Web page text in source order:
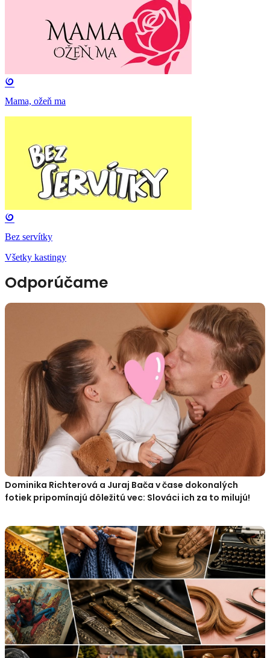
Mama, ožeň ma
Bez servítky
Všetky kastingy
Odporúčame
Dominika Richterová a Juraj Bača v čase dokonalých
fotiek pripomínajú dôležitú vec: Slováci ich za to milujú!